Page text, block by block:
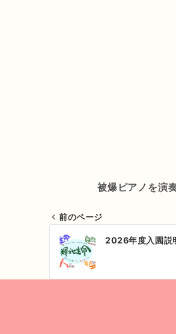
被爆ピアノを演
投
稿
前のページ
2026年度入園説